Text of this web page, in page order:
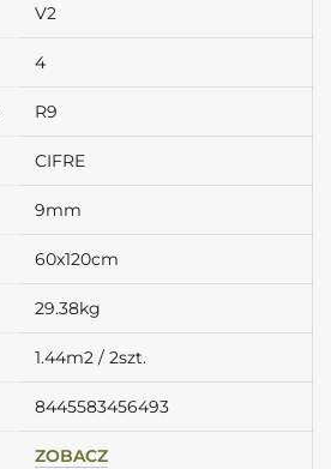
V2
4
R9
CIFRE
9mm
60x120cm
29.38kg
1.44m2 / 2szt.
8445583456493
ZOBACZ